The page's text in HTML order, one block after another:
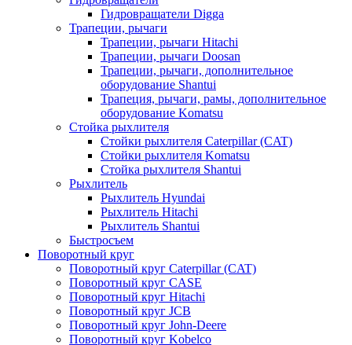
Гидровращатели Digga
Трапеции, рычаги
Трапеции, рычаги Hitachi
Трапеции, рычаги Doosan
Трапеции, рычаги, дополнительное
оборудование Shantui
Трапеция, рычаги, рамы, дополнительное
оборудование Komatsu
Стойка рыхлителя
Стойки рыхлителя Caterpillar (CAT)
Стойки рыхлителя Komatsu
Стойка рыхлителя Shantui
Рыхлитель
Рыхлитель Hyundai
Рыхлитель Hitachi
Рыхлитель Shantui
Быстросъем
Поворотный круг
Поворотный круг Caterpillar (CAT)
Поворотный круг CASE
Поворотный круг Hitachi
Поворотный круг JCB
Поворотный круг John-Deere
Поворотный круг Kobelco